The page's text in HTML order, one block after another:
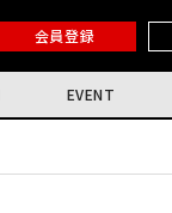
会員登録
EVENT